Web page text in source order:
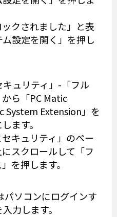
キュリティ」-「フル
ら「PC Matic
System Extension」を
ます。
ソコンにログインす
力します。